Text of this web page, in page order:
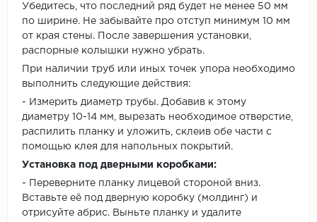
Убедитесь, что последний ряд будет не менее 50 мм
по ширине. Не забывайте про отступ минимум 10 мм
от края стены. После завершения установки,
распорные колышки нужно убрать.
При наличии труб или иных точек упора необходимо
выполнить следующие действия:
- Измерить диаметр трубы. Добавив к этому
диаметру 10-14 мм, вырезать необходимое отверстие,
распилить планку и уложить, склеив обе части с
помощью клея для напольных покрытий.
Установка под дверными коробками:
- Переверните планку лицевой стороной вниз.
Вставьте её под дверную коробку (молдинг) и
отрисуйте абрис. Выньте планку и удалите